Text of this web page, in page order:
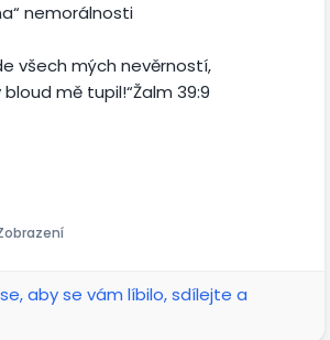
nemorálnosti
všech mých nevěrností,
mě tupil!“Žalm 39:9
Bat-šebu. Nakonec se ale přiznal a
tvůj hřích sňal. Nezemřeš. … jsi však
nepřátelé Hospodina
aby bloud mě tupil!“ (Žalm
chvíli zamyslet nad „odvrácenou
aby se vám líbilo, sdílejte a